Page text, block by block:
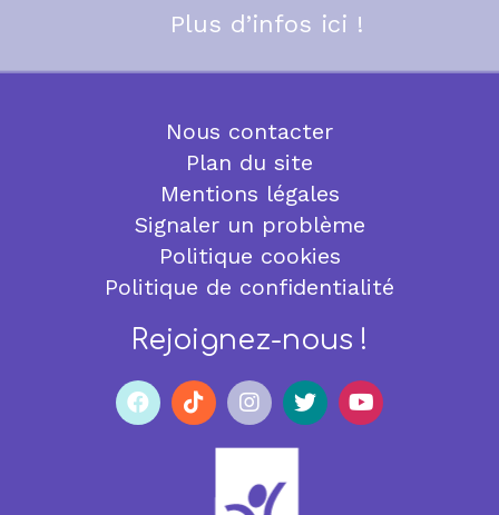
Plus d’infos ici !
Nous contacter
Plan du site
Mentions légales
Signaler un problème
Politique cookies
Politique de confidentialité
Rejoignez-nous !